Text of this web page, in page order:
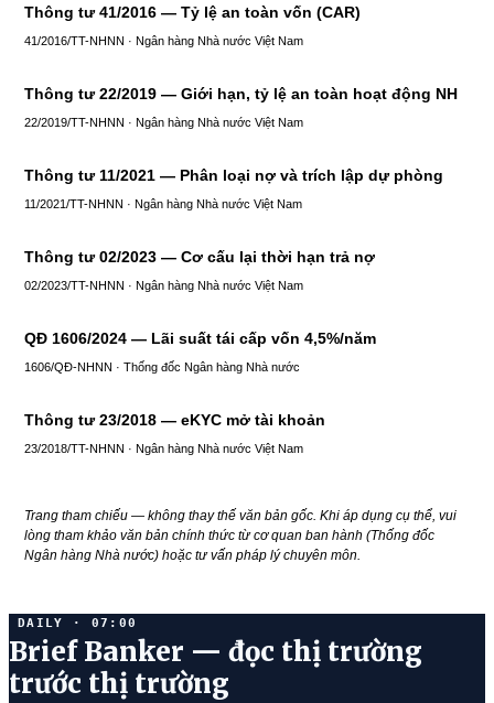
Thông tư 41/2016 — Tỷ lệ an toàn vốn (CAR)
41/2016/TT-NHNN · Ngân hàng Nhà nước Việt Nam
Thông tư 22/2019 — Giới hạn, tỷ lệ an toàn hoạt động NH
22/2019/TT-NHNN · Ngân hàng Nhà nước Việt Nam
Thông tư 11/2021 — Phân loại nợ và trích lập dự phòng
11/2021/TT-NHNN · Ngân hàng Nhà nước Việt Nam
Thông tư 02/2023 — Cơ cấu lại thời hạn trả nợ
02/2023/TT-NHNN · Ngân hàng Nhà nước Việt Nam
QĐ 1606/2024 — Lãi suất tái cấp vốn 4,5%/năm
1606/QĐ-NHNN · Thống đốc Ngân hàng Nhà nước
Thông tư 23/2018 — eKYC mở tài khoản
23/2018/TT-NHNN · Ngân hàng Nhà nước Việt Nam
Trang tham chiếu — không thay thế văn bản gốc. Khi áp dụng cụ thể, vui
lòng tham khảo văn bản chính thức từ cơ quan ban hành (Thống đốc
Ngân hàng Nhà nước) hoặc tư vấn pháp lý chuyên môn.
DAILY · 07:00
Brief Banker — đọc thị trường
trước thị trường